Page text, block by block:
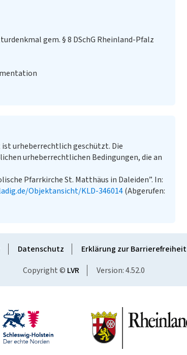
gem. § 8 DSchG Rheinland-Pfalz
urheberrechtlich geschützt. Die
urheberrechtlichen Bedingungen, die an
Pfarrkirche St. Matthäus in Daleiden”. In:
Objektansicht/KLD-346014(Abgerufen:
Datenschutz Erklärung zur Barrierefreiheit
Copyright © LVR Version: 4.52.0